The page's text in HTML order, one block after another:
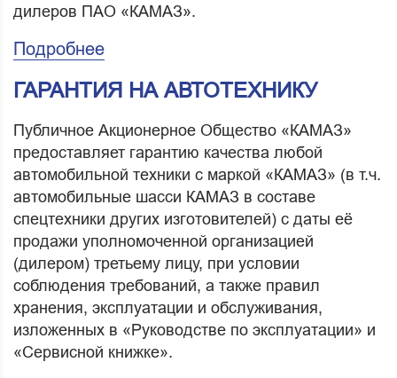
дилеров ПАО «КАМАЗ».
Подробнее
ГАРАНТИЯ НА АВТОТЕХНИКУ
Публичное Акционерное Общество «КАМАЗ»
предоставляет гарантию качества любой
автомобильной техники с маркой «КАМАЗ» (в т.ч.
автомобильные шасси КАМАЗ в составе
спецтехники других изготовителей) с даты её
продажи уполномоченной организацией
(дилером) третьему лицу, при условии
соблюдения требований, а также правил
хранения, эксплуатации и обслуживания,
изложенных в «Руководстве по эксплуатации» и
«Сервисной книжке».